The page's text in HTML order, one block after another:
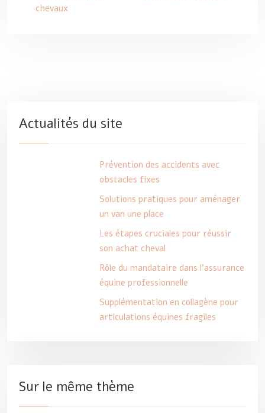
chevaux
Actualités du site
Prévention des accidents avec
obstacles fixes
Solutions pratiques pour aménager
un van une place
Les étapes cruciales pour réussir
son achat cheval
Rôle du mandataire dans l’assurance
équine professionnelle
Supplémentation en collagène pour
articulations équines fragiles
Sur le même thème